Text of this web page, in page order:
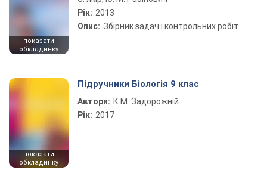
показати
обкладинку
Рік: 2013
Опис: Збірник задач і контрольних робіт
показати
обкладинку
Підручники Біологія 9 клас
Автори: К.М. Задорожній
Рік: 2017